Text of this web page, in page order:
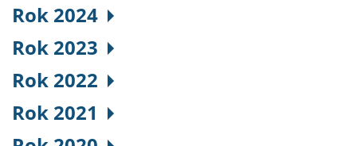
Rok 2024
Rok 2023
Rok 2022
Rok 2021